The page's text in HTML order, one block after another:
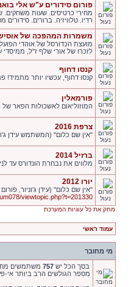
פורום סידורים ע"ש אלי
מחירי כרטיסים. שעות משחקים.
רדיו. טלוויזיה. ברורים.
משמרות המהפכה של
מועצת הכדורסל של אוהדי הפועל
לזכרו של אורי שלף ז"ל, ממיסדי
קנסו דחוף
קנסו דחוף, עכשיו יותר מתמיד! פתוח 24 שעות! משקה ראשון חינם! הנחה
פורמאלין
המוזוליאום לאשכולות הפאר של
צרפת 2016
"אין שם כלום" (המשתמש עידן ג'וניור,
ברזיל 2014
מלווים את נבחרת הונדורס עד
יורו 2012
"אין שם כלום" (עידן ג'וניור, פורום יורו
viewtopic.php?t=201330
מחק את כל עוגיות המערכת
עמוד ראשי
מי מחובר
בסך הכל יש 757 משתמשים מחוברים :: אין
מספר הגולשים הרב ביותר אי-